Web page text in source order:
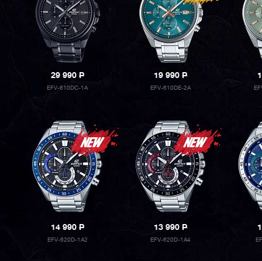
29 990P
EFV-610DC-1A
19 990P
EFV-610DE-2A
14 990P
EFV-620D-1A2
13 990P
EFV-620D-1A4